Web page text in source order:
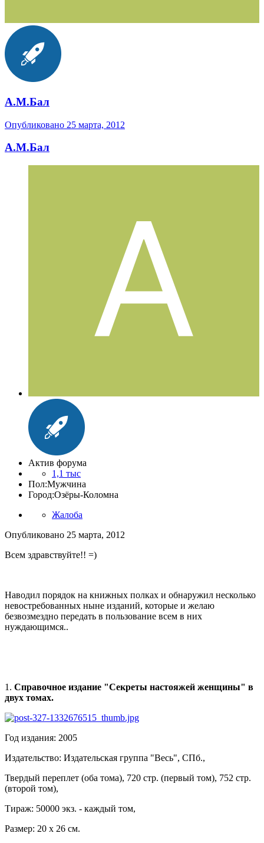
А.М.Бал
Опубликовано 25 марта, 2012
А.М.Бал
Актив форума
1,1 тыс
Пол:Мужчина
Город:Озёры-Коломна
Жалоба
Опубликовано 25 марта, 2012
Всем здравствуйте!! =)
Наводил порядок на книжных полках и обнаружил несколько
невостребованных ныне изданий, которые и желаю
безвозмездно передать в пользование всем в них
нуждающимся..
1. Справочное издание "Секреты настояжей женщины" в
двух томах.
Год издания: 2005
Издательство: Издательская группа "Весь", СПб.,
Твердый переплет (оба тома), 720 стр. (первый том), 752 стр.
(второй том),
Тираж: 50000 экз. - каждый том,
Размер: 20 х 26 см.